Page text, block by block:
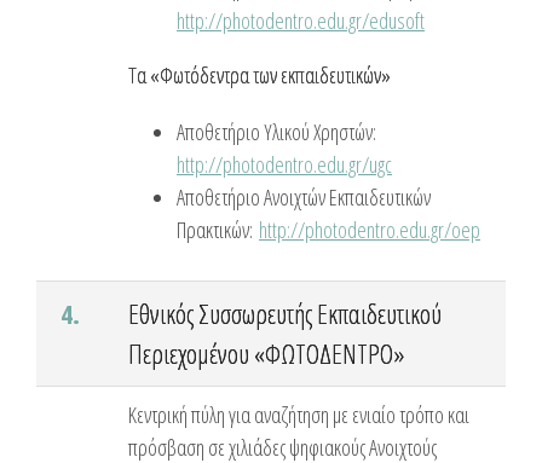
http://photodentro.edu.gr/edusoft
Τα «Φωτόδεντρα των εκπαιδευτικών»
Αποθετήριο Υλικού Χρηστών:
http://photodentro.edu.gr/ugc
Αποθετήριο Ανοιχτών Εκπαιδευτικών
Πρακτικών: http://photodentro.edu.gr/oep
4.
Εθνικός Συσσωρευτής Εκπαιδευτικού
Περιεχομένου «ΦΩΤΟΔΕΝΤΡΟ»
Κεντρική πύλη για αναζήτηση με ενιαίο τρόπο και
πρόσβαση σε χιλιάδες ψηφιακούς Ανοιχτούς